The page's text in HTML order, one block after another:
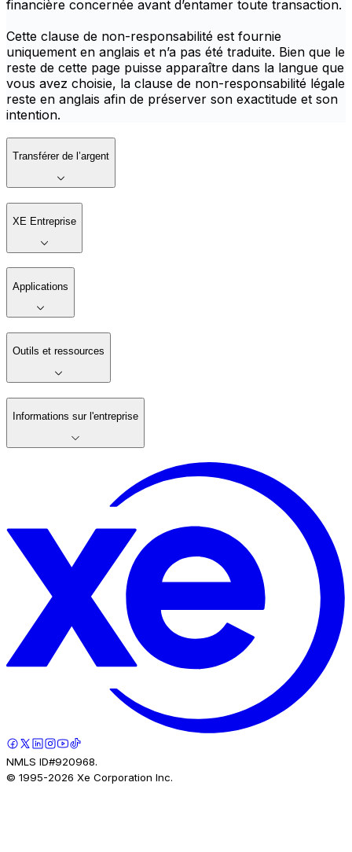
financière concernée avant d’entamer toute transaction.
Cette clause de non-responsabilité est fournie
uniquement en anglais et n’a pas été traduite. Bien que le
reste de cette page puisse apparaître dans la langue que
vous avez choisie, la clause de non-responsabilité légale
reste en anglais afin de préserver son exactitude et son
intention.
Transférer de l’argent
XE Entreprise
Applications
Outils et ressources
Informations sur l'entreprise
NMLS ID#920968.
© 1995-2026 Xe Corporation Inc.